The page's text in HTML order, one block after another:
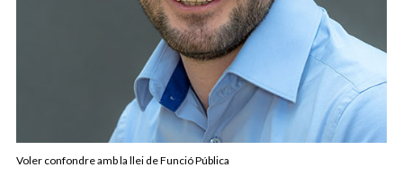
Voler confondre amb la llei de Funció Pública